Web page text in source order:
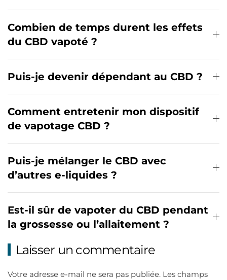
Combien de temps durent les effets
du CBD vapoté ?
Puis-je devenir dépendant au CBD ?
Comment entretenir mon dispositif
de vapotage CBD ?
Puis-je mélanger le CBD avec
d’autres e-liquides ?
Est-il sûr de vapoter du CBD pendant
la grossesse ou l’allaitement ?
Laisser un commentaire
Votre adresse e-mail ne sera pas publiée. Les champs